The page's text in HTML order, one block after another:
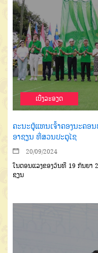
ເບີ່ງລະອຽດ
ຄະນະຜູ້ແທນເຈົ້າຄອງນະຄອ
ອາຊຽນ ທີ່ສວນປະຕູໄຊ
20/09/2024
ໃນຕອນແລງຂອງວັນທີ 19 ກັນຍາ
ຊຽນ